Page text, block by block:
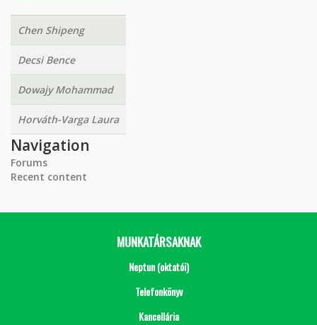
Chen Shipeng
Decsi Bence
Dowajy Mohammad
Horváth-Varga Laura
Navigation
Forums
Recent content
MUNKATÁRSAKNAK
Neptun (oktatói)
Telefonkönyv
Kancellária